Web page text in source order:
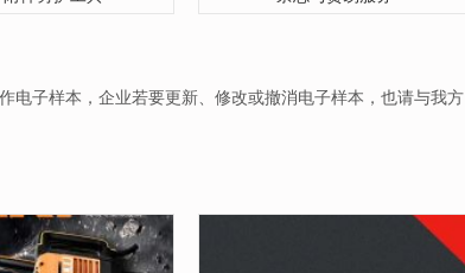
子样本，企业若要更新、修改或撤消电子样本，也请与我方